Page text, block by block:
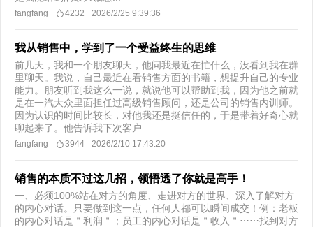
fangfang 4232 2026/2/25 9:39:36
我从销售中，学到了一个受益终生的思维
前几天，我和一个朋友聊天，他问我最近在忙什么，没看到我在群
里聊天。我说，自己最近在看销售方面的书籍，想提升自己的专业
能力。朋友听到我这么一说，就说他可以帮助到我，因为他之前就
是在一汽大众里面担任过高级销售顾问，还是公司的销售内训师。
因为认识的时间比较长，对他我还是挺信任的，于是带着好奇心就
聊起来了。他告诉我下次客户...
fangfang 3944 2026/2/10 17:43:20
销售的本质不过这几招，领悟透了你就是高手！
一、必须100%站在对方的角度、走进对方的世界、深入了解对方
的内心对话。只要做到这一点，任何人都可以瞬间成交！例：老板
的内心对话是＂利润＂；员工的内心对话是＂收入＂⋯⋯找到对方